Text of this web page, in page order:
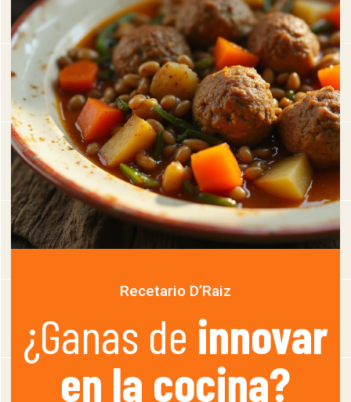
Recetario D’Raiz
¿Ganas de innovar
en la cocina?